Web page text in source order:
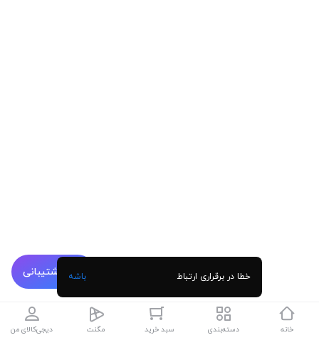
پشتیبانی
خانه دسته‌بندی سبد خرید مگنت دیجی‌کالای من
خطا در برقراری ارتباط باشه